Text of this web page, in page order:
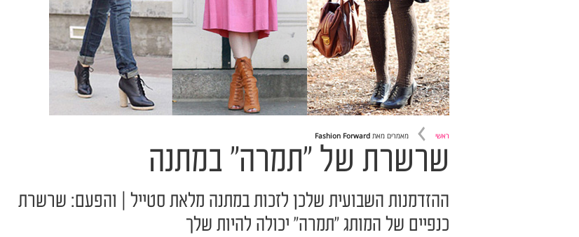
ראשי מאמרים מאת Fashion Forward
שרשרת של "תמרה" במתנה
ההזדמנות השבועית שלכן לזכות במתנה מלאת סטייל | והפעם: שרשרת
כנפיים של המותג "תמרה" יכולה להיות שלך